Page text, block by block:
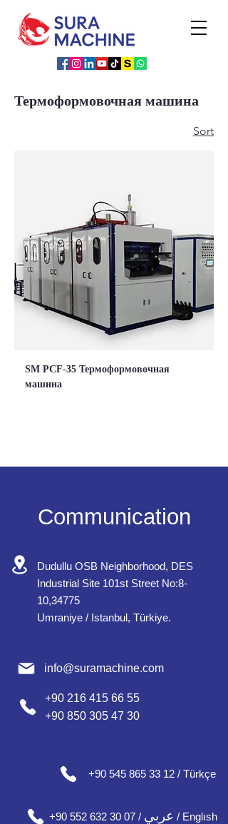
Термоформовочная машина
Sort
SM PCF-35 Термоформовочная
машина
Communication
Dudullu OSB Neighborhood, DES
Industrial Site 101st Street No:8-
10,34775
Umraniye / Istanbul, Türkiye.
info@suramachine.com
+90 216 415 66 55
+90 850 305 47 30
+90 545 865 33 12 / Türkçe
+90 552 632 30 07 / عربي / Englısh